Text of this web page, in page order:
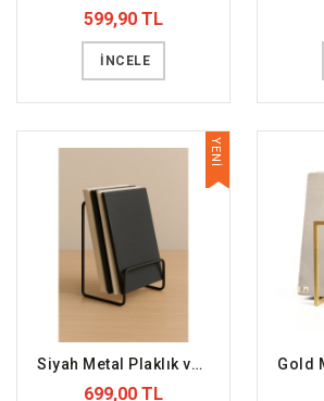
599,90 TL
İNCELE
YENİ
Siyah Metal Plaklık ve Dergilik
699,00 TL